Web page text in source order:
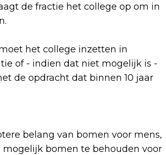
de fractie het college op om in
het college inzetten in
of - indien dat niet mogelijk is -
de opdracht dat binnen 10 jaar
belang van bomen voor mens,
bomen te behouden voor